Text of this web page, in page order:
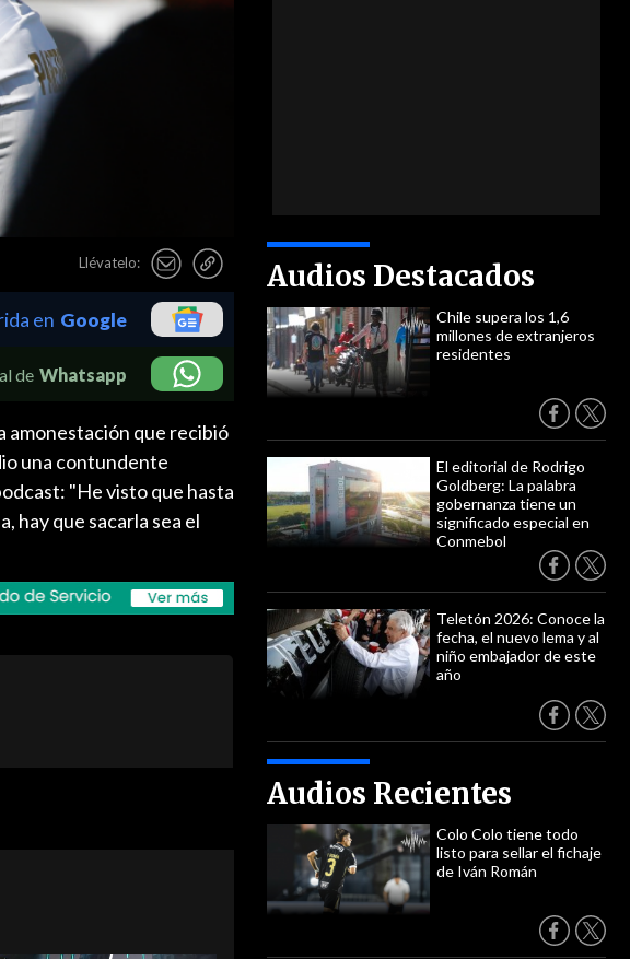
Llévatelo: Audios Destacados
Chile supera los 1,6
millones de extranjeros
residentes
El editorial de Rodrigo
Goldberg: La palabra
gobernanza tiene un
significado especial en
Conmebol
Teletón 2026: Conoce la
fecha, el nuevo lema y al
niño embajador de este
año
Audios Recientes
Colo Colo tiene todo
listo para sellar el fichaje
de Iván Román
en Google
de Whatsapp
amonestación que recibió
una contundente
"He visto que hasta
hay que sacarla sea el